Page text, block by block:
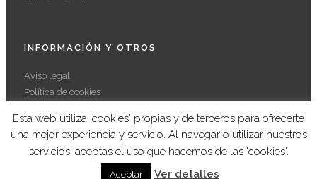
INFORMACIÓN Y OTROS
Aviso legal
Política de cookies
Esta web utiliza 'cookies' propias y de terceros para ofrecerte
una mejor experiencia y servicio. Al navegar o utilizar nuestros
servicios, aceptas el uso que hacemos de las 'cookies'.
Aceptar Ver detalles